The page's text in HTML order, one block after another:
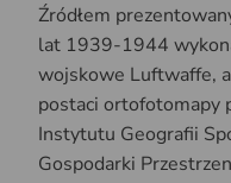
Źródłem
lat 1939-1944
wojskowe Luftwaffe,
postaci ortofotomapy
Instytutu Geografii
Gospodarki